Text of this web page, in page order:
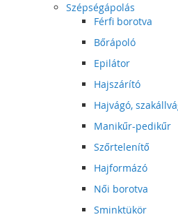
Szépségápolás
Férfi borotva
Bőrápoló
Epilátor
Hajszárító
Hajvágó,
Manikűr-pedikűr
Szőrtelenítő
Hajformázó
Női borotva
Sminktükör